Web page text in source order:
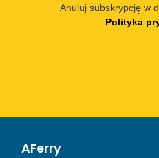
Anuluj subskrypcję w
Polityka
AFerry